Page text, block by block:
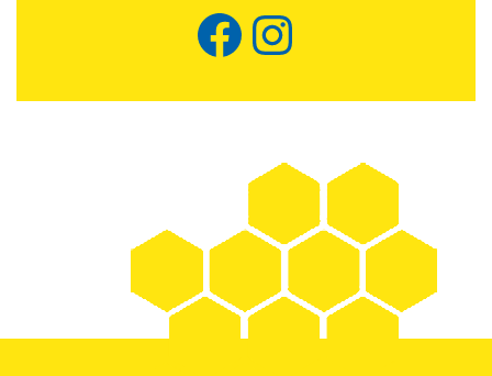
Facebook
Instagram